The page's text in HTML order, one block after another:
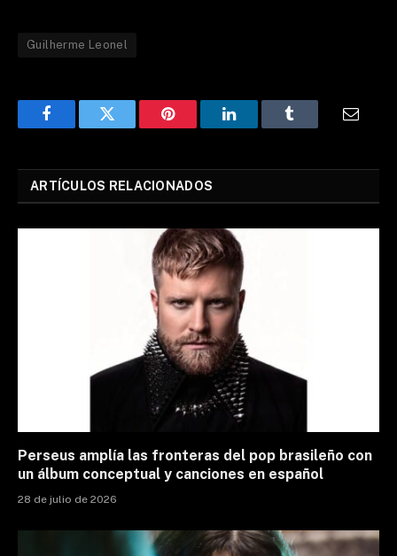
Guilherme Leonel
FacebookTwitter Pinterest LinkedInTumblr
ARTÍCULOS RELACIONADOS
Perseus amplía las fronteras del pop brasileño con
un álbum conceptual y canciones en español
28 de julio de 2026